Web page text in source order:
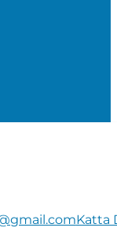
Katta